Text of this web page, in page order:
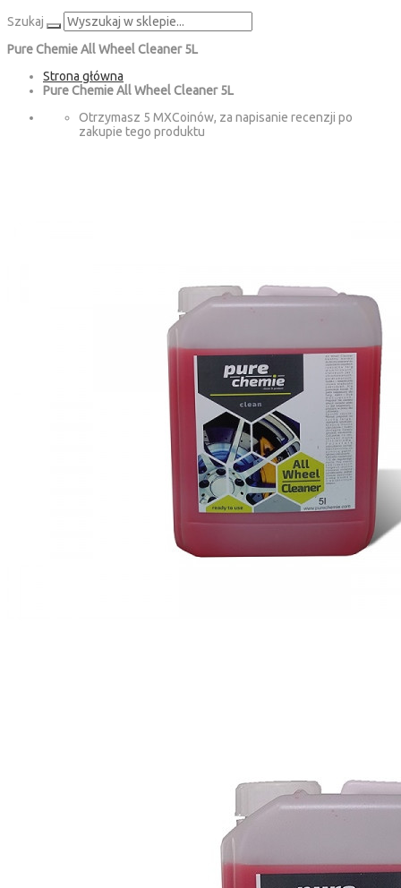
Szukaj
Pure Chemie All Wheel Cleaner 5L
Strona główna
Pure Chemie All Wheel Cleaner 5L
Otrzymasz 5 MXCoinów, za napisanie recenzji po
zakupie tego produktu